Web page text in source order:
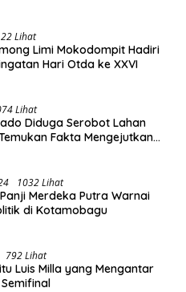
Lihat
Limi Mokodompit Hadiri
Hari Otda ke XXVI
Lihat
Diduga Serobot Lahan
Fakta Mengejutkan
1032 Lihat
Merdeka Putra Warnai
di Kotamobagu
792 Lihat
Luis Milla yang Mengantar